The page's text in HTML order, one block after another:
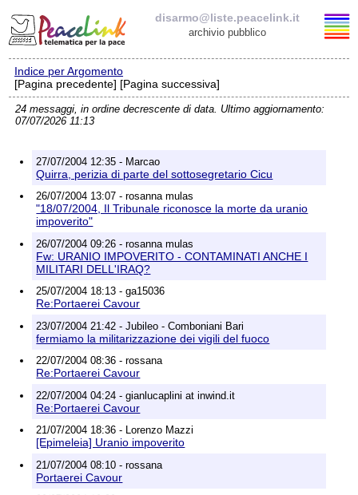
disarmo@liste.peacelink.it
archivio pubblico
Elenco delle liste
disarmo@liste.peacelink.it
Informativa sulla privacy
Richieste di rimozione
Indice per Argomento
[Pagina precedente] [Pagina successiva]
24 messaggi, in ordine decrescente di data. Ultimo aggiornamento:
07/07/2026 11:13
27/07/2004 12:35 - Marcao
Quirra, perizia di parte del sottosegretario Cicu
26/07/2004 13:07 - rosanna mulas
"18/07/2004, Il Tribunale riconosce la morte da uranio
impoverito"
26/07/2004 09:26 - rosanna mulas
Fw: URANIO IMPOVERITO - CONTAMINATI ANCHE I
MILITARI DELL'IRAQ?
25/07/2004 18:13 - ga15036
Re:Portaerei Cavour
23/07/2004 21:42 - Jubileo - Comboniani Bari
fermiamo la militarizzazione dei vigili del fuoco
22/07/2004 08:36 - rossana
Re:Portaerei Cavour
22/07/2004 04:24 - gianlucaplini at inwind.it
Re:Portaerei Cavour
21/07/2004 18:36 - Lorenzo Mazzi
[Epimeleia] Uranio impoverito
21/07/2004 08:10 - rossana
Portaerei Cavour